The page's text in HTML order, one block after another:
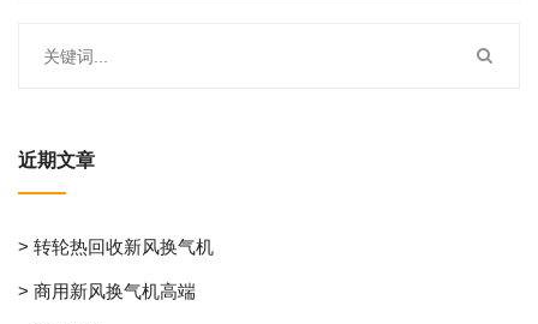
近期文章
> 转轮热回收新风换气机
> 商用新风换气机高端